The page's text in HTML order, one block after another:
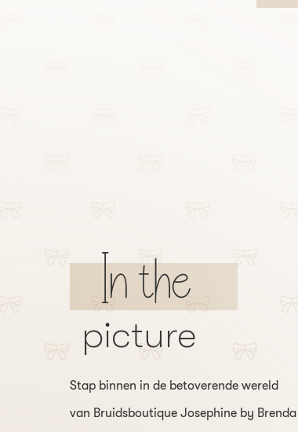
In the
picture
Stap binnen in de betoverende wereld
van Bruidsboutique Josephine by Brenda